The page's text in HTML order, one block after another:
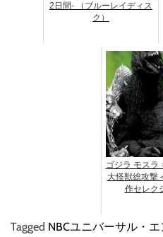
2日間- （ブルーレイディス
ク）
ゴジラ モスラ
大怪獣総攻撃
作セレク
Tagged NBCユニバーサル・